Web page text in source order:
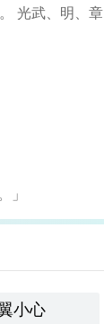
光武、明、章
」
小心